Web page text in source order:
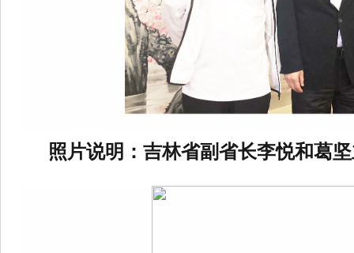
照片说明：吉林省副省长李悦和葛